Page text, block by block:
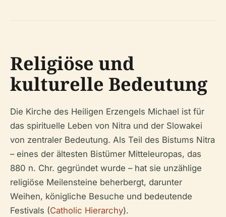
Religiöse und
kulturelle Bedeutung
Die Kirche des Heiligen Erzengels Michael ist für
das spirituelle Leben von Nitra und der Slowakei
von zentraler Bedeutung. Als Teil des Bistums Nitra
– eines der ältesten Bistümer Mitteleuropas, das
880 n. Chr. gegründet wurde – hat sie unzählige
religiöse Meilensteine beherbergt, darunter
Weihen, königliche Besuche und bedeutende
Festivals (Catholic Hierarchy).